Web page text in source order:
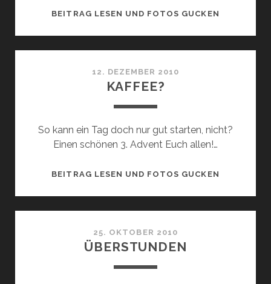
BEITRAG LESEN UND FOTOS GUCKEN
12. DEZEMBER 2010
KAFFEE?
So kann ein Tag doch nur gut starten, nicht?
Einen schönen 3. Advent Euch allen!…
BEITRAG LESEN UND FOTOS GUCKEN
25. OKTOBER 2010
ÜBERSTUNDEN